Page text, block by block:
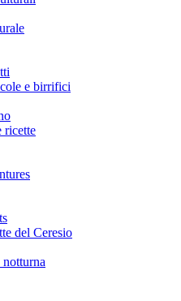
e birrifici
ricette
del Ceresio